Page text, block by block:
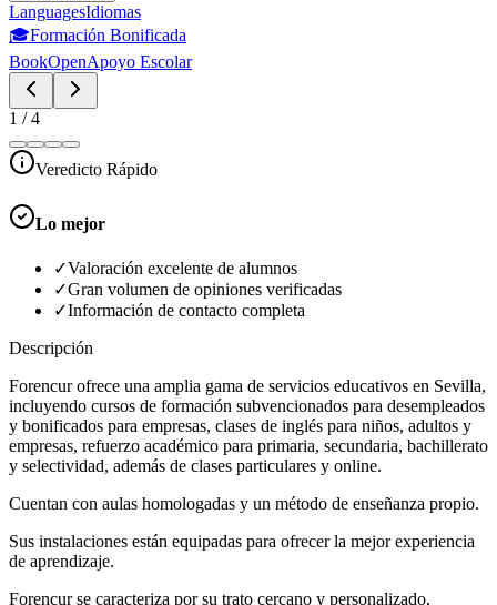
LanguagesIdiomas
🎓Formación Bonificada
BookOpenApoyo Escolar
1 /4
Veredicto Rápido
Lo mejor
✓Valoración excelente de alumnos
✓Gran volumen de opiniones verificadas
✓Información de contacto completa
Descripción
Forencur ofrece una amplia gama de servicios educativos en Sevilla,
incluyendo cursos de formación subvencionados para desempleados
y bonificados para empresas, clases de inglés para niños, adultos y
empresas, refuerzo académico para primaria, secundaria, bachillerato
y selectividad, además de clases particulares y online.
Cuentan con aulas homologadas y un método de enseñanza propio.
Sus instalaciones están equipadas para ofrecer la mejor experiencia
de aprendizaje.
Forencur se caracteriza por su trato cercano y personalizado,